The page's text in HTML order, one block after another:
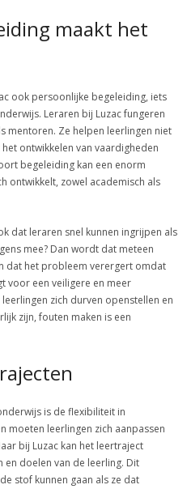
maakt het
ook persoonlijke begeleiding, iets
Leraren bij Luzac fungeren
mentoren. Ze helpen leerlingen niet
ontwikkelen van vaardigheden
begeleiding kan een enorm
ontwikkelt, zowel academisch als
dat leraren snel kunnen ingrijpen als
mee? Dan wordt dat meteen
dat het probleem verergert omdat
voor een veiligere en meer
zich durven openstellen en
zijn, fouten maken is een
is de flexibiliteit in
moeten leerlingen zich aanpassen
bij Luzac kan het leertraject
doelen van de leerling. Dit
stof kunnen gaan als ze dat